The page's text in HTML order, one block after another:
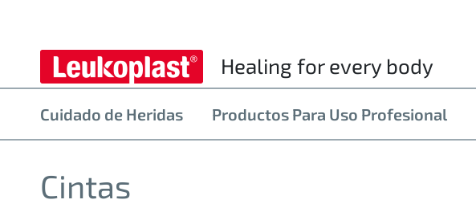
Healing for every body
Cuidado de Heridas Productos Para Uso Profesional
Cintas